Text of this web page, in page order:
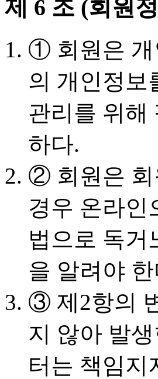
제 6 조 (회원
① 회원은 개
의 개인정보
관리를 위해
하다.
② 회원은 회
경우 온라인
법으로 독거
을 알려야
③ 제2항의
지 않아 발
터는 책임지